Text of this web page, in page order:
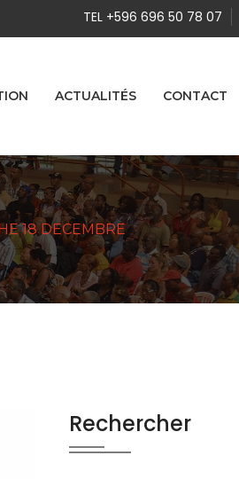
TEL +596 696 50 78 07
ACTUALITÉS CONTACT
18 DECEMBRE
Rechercher